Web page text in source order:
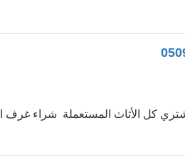
كل الأثاث المستعملة شراء غرف